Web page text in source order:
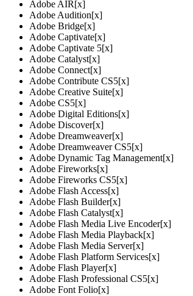
Adobe AIR[x]
Adobe Audition[x]
Adobe Bridge[x]
Adobe Captivate[x]
Adobe Captivate 5[x]
Adobe Catalyst[x]
Adobe Connect[x]
Adobe Contribute CS5[x]
Adobe Creative Suite[x]
Adobe CS5[x]
Adobe Digital Editions[x]
Adobe Discover[x]
Adobe Dreamweaver[x]
Adobe Dreamweaver CS5[x]
Adobe Dynamic Tag Management[x]
Adobe Fireworks[x]
Adobe Fireworks CS5[x]
Adobe Flash Access[x]
Adobe Flash Builder[x]
Adobe Flash Catalyst[x]
Adobe Flash Media Live Encoder[x]
Adobe Flash Media Playback[x]
Adobe Flash Media Server[x]
Adobe Flash Platform Services[x]
Adobe Flash Player[x]
Adobe Flash Professional CS5[x]
Adobe Font Folio[x]